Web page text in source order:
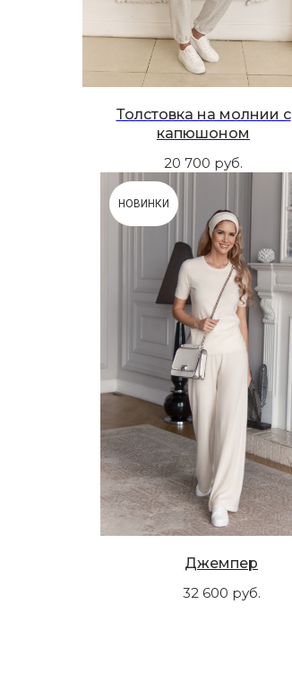
Толстовка на молнии с
капюшоном
20 700 руб.
НОВИНКИ
Джемпер
32 600 руб.